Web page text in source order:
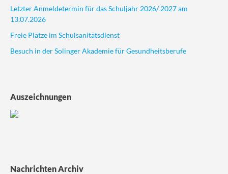
Letzter Anmeldetermin für das Schuljahr 2026/ 2027 am
13.07.2026
Freie Plätze im Schulsanitätsdienst
Besuch in der Solinger Akademie für Gesundheitsberufe
Auszeichnungen
Nachrichten Archiv